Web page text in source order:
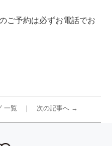
ご予約は必ずお電話でお
一覧 次の記事へ →